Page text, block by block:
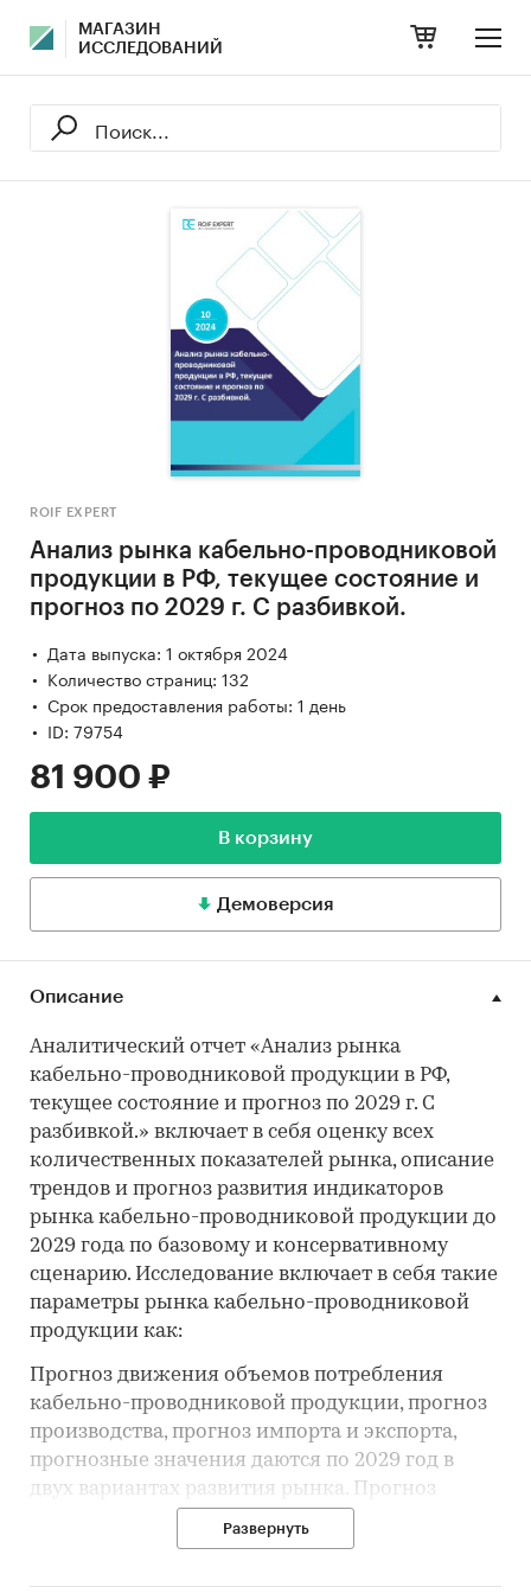
МАГАЗИН
ИССЛЕДОВАНИЙ
ROIF EXPERT
Анализ рынка кабельно-проводниковой
продукции в РФ, текущее состояние и
прогноз по 2029 г. С разбивкой.
Дата выпуска: 1 октября 2024
Количество страниц: 132
Срок предоставления работы: 1 день
ID: 79754
81 900 ₽
В корзину
Демоверсия
Описание
Аналитический отчет «Анализ рынка
кабельно-проводниковой продукции в РФ,
текущее состояние и прогноз по 2029 г. С
разбивкой.» включает в себя оценку всех
количественных показателей рынка, описание
трендов и прогноз развития индикаторов
рынка кабельно-проводниковой продукции до
2029 года по базовому и консервативному
сценарию. Исследование включает в себя такие
параметры рынка кабельно-проводниковой
продукции как:
Прогноз движения объемов потребления
кабельно-проводниковой продукции, прогноз
производства, прогноз импорта и экспорта,
прогнозные значения даются по 2029 год в
двух вариантах развития рынка. Прогноз
учитывает ситуацию на рынке, ключевые
тренды, состояние макро и микроэкономики,
Развернуть